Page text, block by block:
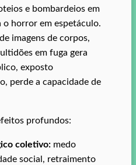
e bombardeios em
horror em espetáculo.
imagens de corpos,
em fuga gera
exposto
perde a capacidade de
profundos:
coletivo: medo
social, retraimento